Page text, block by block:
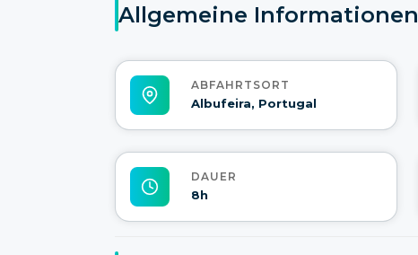
Allgemeine Informationen
ABFAHRTSORT
Albufeira, Portugal
DAUER
8h